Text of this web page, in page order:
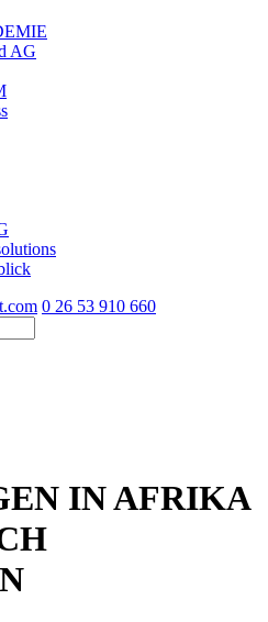
AG
0 26 53 910 660
IN AFRIKA